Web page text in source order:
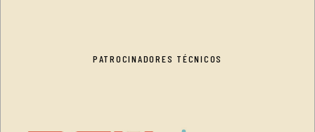
PATROCINADORES TÉCNICOS